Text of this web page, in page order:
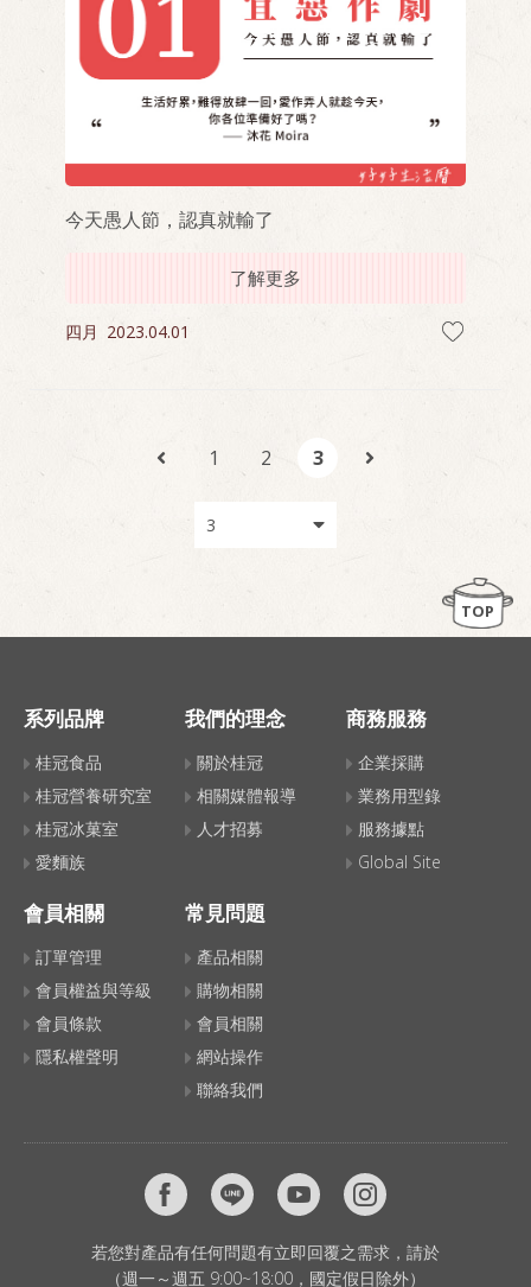
今天愚人節，認真就輸了
了解更多
四月 2023.04.01
1 2 3
TOP
系列品牌
桂冠食品
桂冠營養研究室
桂冠冰菓室
愛麵族
我們的理念
關於桂冠
相關媒體報導
人才招募
商務服務
企業採購
業務用型錄
服務據點
Global Site
會員相關
訂單管理
會員權益與等級
會員條款
隱私權聲明
常見問題
產品相關
購物相關
會員相關
網站操作
聯絡我們
若您對產品有任何問題有立即回覆之需求，請於
（週一～週五 9:00~18:00，國定假日除外）